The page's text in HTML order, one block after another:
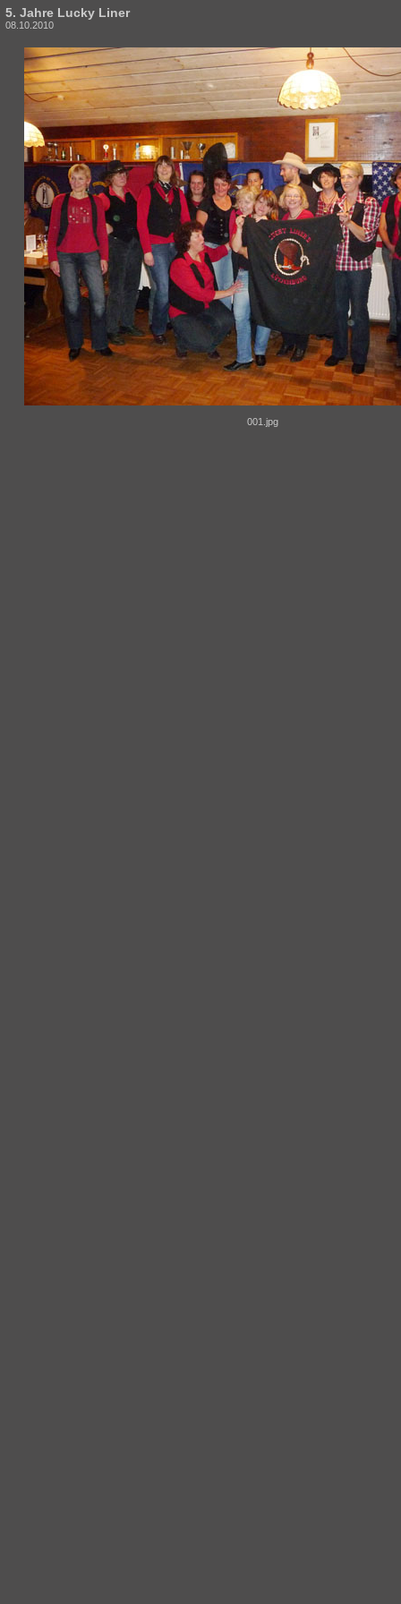
5. Jahre Lucky Liner
08.10.2010
001.jpg